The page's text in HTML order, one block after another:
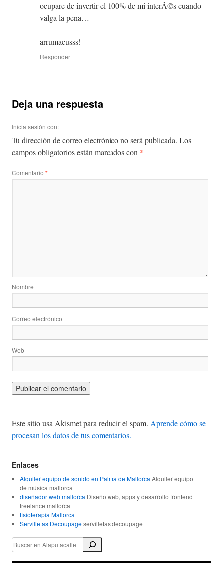
ocupare de invertir el 100% de mi interÃ©s cuando
valga la pena…
arrumacusss!
Responder
Deja una respuesta
Inicia sesión con:
Tu dirección de correo electrónico no será publicada. Los
campos obligatorios están marcados con *
Comentario *
Nombre
Correo electrónico
Web
Este sitio usa Akismet para reducir el spam. Aprende cómo se
procesan los datos de tus comentarios.
Enlaces
Alquiler equipo de sonido en Palma de Mallorca Alquiler equipo
de música mallorca
diseñador web mallorca Diseño web, apps y desarrollo frontend
freelance mallorca
fisioterapia Mallorca
Servilletas Decoupageservilletas decoupage